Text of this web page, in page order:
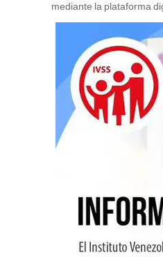
mediante la plataforma